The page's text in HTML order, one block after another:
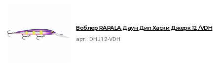
Воблер RAPALA Даун Дип Хаски Джерк 12 /VDH
арт.: DHJ12-VDH